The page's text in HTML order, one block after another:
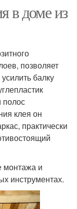
в доме из
позволяет
балку
полос
клея он
практически
монтажа и
инструментах.